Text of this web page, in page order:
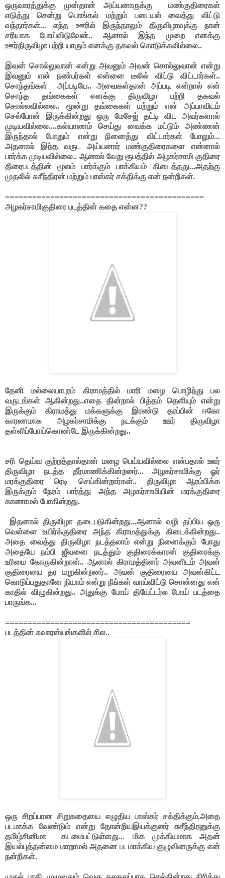
ஒருவாரத்துக்கு முன்தான் அய்யனாருக்கு
மண்குதிரைகள்
எடுத்து சென்று பொங்கல் மற்றும் படையல் வைத்து விட்டு
வந்தார்கள்... எந்த ஊரில் இருந்தாலும் திருவிழாவுக்கு நான்
சரியாக போய்விடுவேன்.. ஆனால் இந்த முறை எனக்கு
ஊர்திருவிழா பற்றி யாரும் எனக்கு தகவல் கொடுக்கவில்லை..
இவன் சொல்லுவான் என்று அவனும் அவன் சொல்லுவான் என்று
இவனும் என் நண்பர்கள் என்னை டீலில் விட்டு விட்டார்கள்..
சொந்தங்கள்
அப்படியே.. அவைகள்தான் அப்படி என்றால் என்
சொந்த தங்கைகள் எனக்கு திருவிழா பற்றி தகவல்
சொல்லவில்லை.. மூன்று தங்கைகள் மற்றும் என் அப்பாவிடம்
செல்போன் இருக்கின்றது ஒரு மேசேஜ் தட்டி விட அவர்களால்
முடியவில்லை....கல்யாணம் செய்து வைக்க மட்டும் அண்ணன்
இருந்தால் போதும் என்று நினைத்து விட்டார்கள் போலும்...
அதனால் இந்த வருட அய்யனார் மண்குதிரைகளை என்னால்
பார்க்க முடியவில்லை.. ஆனால் வேறு ரூபத்தில் அழகர்சாமி குதிரை
திரைபடத்தின் மூலம் பார்க்கும் பாக்கியம் கிடைத்தது...அதற்கு
முதலில் சுசீந்திரன் மற்றும் பாஸ்கர் சக்திக்கு என் நன்றிகள்.
============================================
அழகர்சாமிகுதிரை படத்தின் கதை என்ன??
தேனி மல்லையாபுரம் கிராமத்தில் மாரி மழை பொழிந்து பல
வருடங்கள் ஆகின்றது..எதை தின்றால் பித்தம் தெளியும் என்று
இருக்கும் கிராமத்து மக்களுக்கு இரண்டு தரப்பின் ஈகோ
காரணமாக அழகர்சாமிக்கு நடக்கும் ஊர் திருவிழா
தள்ளிப்போய்கொண்டே இருக்கின்றது..
சரி தெய்வ குற்றத்தால்தான் மழை பெய்யவில்லை என்பதால் ஊர்
திருவிழா நடத்த தீர்மாணிக்கின்றனர்... அழகர்சாமிக்கு ஓர்
மரக்குதிரை ரெடி செய்கின்றார்கள்.. திருவிழா ஆரம்பிக்க
இருக்கும் நேரம் பார்த்து அந்த அழகர்சாமியின் மரக்குதிரை
காணாமல் போகின்றது.
இதனால் திருவிழா தடைபடுகின்றது...ஆனால் வழி தப்பிய ஒரு
வெள்ளை உயிர்க்குதிரை அந்த கிராமத்துக்கு கிடைக்கின்றது..
அதை வைத்து திருவிழா நடத்தலாம் என்று நினைக்கும் போது
அதையே நம்பி ஜீவனை நடத்தும் குதிரைக்காரன் குதிரைக்கு
உரிமை கோருகின்றான்.. ஆனால் கிராமத்தினர் அவனிடம் அவன்
குதிரையை தர மறுகின்றனர்.. அவன் குதிரையை அவன்கிட்ட
கொடுப்பதுதானே நியாம் என்று நீங்கள் வாய்விட்டு சொன்னது என்
காதில் விழுகின்றது.. அதுக்கு போய் தியேட்டர்ல போய் படத்தை
பாருங்க...
=========================================
படத்தின் சுவாரஸ்யங்களில் சில..
ஒரு சிறப்பான சிறுகதையை எழுதிய பாஸ்கர் சக்திக்கும்,அதை
படமாக்க வேண்டும் என்று தோன்றியஇயக்குனர் சுசீந்திரனுக்கு
தமிழ்சினிமா
கடமைபட்டுள்ளது... மிக முக்கியமாக அதன்
இயல்புத்தன்மை மாறாமல் அதனை படமாக்கிய குழுவினருக்கு என்
நன்றிகள்.